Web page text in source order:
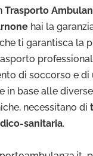
Trasporto
hai la
ti garantisca la
di soccorso e di
in base alle
necessitano di
sanitaria.